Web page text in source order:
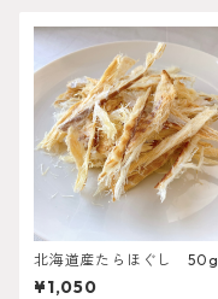
北海道産たらほぐし 50g
¥1,050